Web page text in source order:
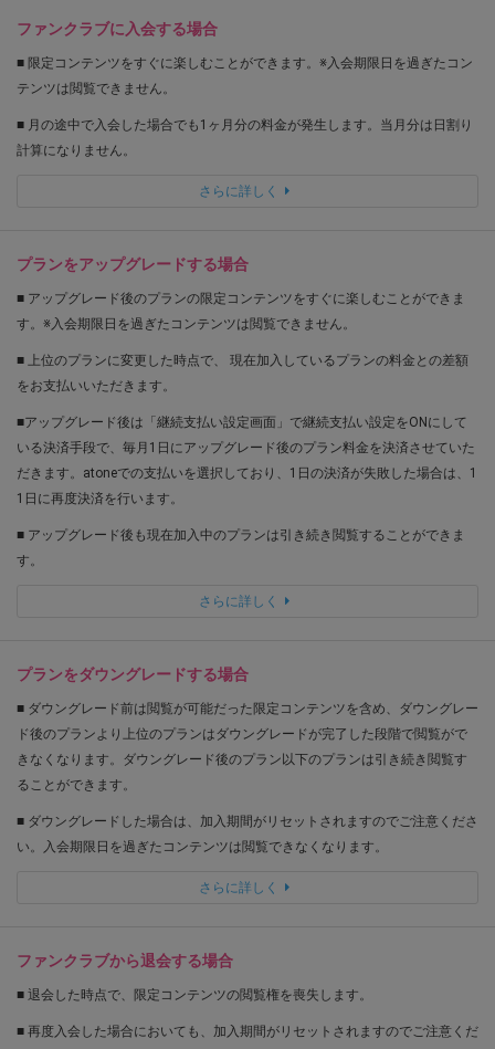
ファンクラブに入会する場合
■ 限定コンテンツをすぐに楽しむことができます。※入会期限日を過ぎたコン
テンツは閲覧できません。
■ 月の途中で入会した場合でも1ヶ月分の料金が発生します。当月分は日割り
計算になりません。
さらに詳しく
プランをアップグレードする場合
■ アップグレード後のプランの限定コンテンツをすぐに楽しむことができま
す。※入会期限日を過ぎたコンテンツは閲覧できません。
■ 上位のプランに変更した時点で、 現在加入しているプランの料金との差額
をお支払いいただきます。
■アップグレード後は「継続支払い設定画面」で継続支払い設定をONにして
いる決済手段で、毎月1日にアップグレード後のプラン料金を決済させていた
だきます。atoneでの支払いを選択しており、1日の決済が失敗した場合は、1
1日に再度決済を行います。
■ アップグレード後も現在加入中のプランは引き続き閲覧することができま
す。
さらに詳しく
プランをダウングレードする場合
■ ダウングレード前は閲覧が可能だった限定コンテンツを含め、ダウングレー
ド後のプランより上位のプランはダウングレードが完了した段階で閲覧がで
きなくなります。ダウングレード後のプラン以下のプランは引き続き閲覧す
ることができます。
■ ダウングレードした場合は、加入期間がリセットされますのでご注意くださ
い。入会期限日を過ぎたコンテンツは閲覧できなくなります。
さらに詳しく
ファンクラブから退会する場合
■ 退会した時点で、限定コンテンツの閲覧権を喪失します。
■ 再度入会した場合においても、加入期間がリセットされますのでご注意くだ